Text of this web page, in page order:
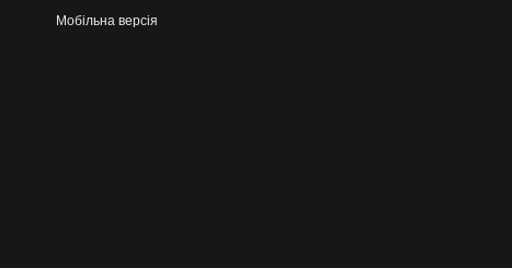
Мобільна версія